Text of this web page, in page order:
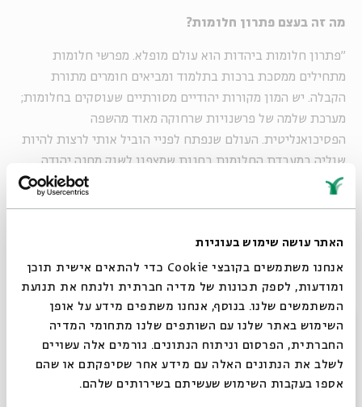
האתר עושה שימוש בעוגיות
אנחנו משתמשים בקובצי Cookie כדי להתאים אישית תוכן
ומודעות, לספק תכונות של מדיה חברתית ולנתח את תנועת
המשתמשים שלנו. בנוסף, אנחנו משתפים מידע על אופן
השימוש באתר שלנו עם השותפים שלנו מתחומי המדיה
החברתית, הפרסום וניתוח הנתונים. גורמים אלה עשויים
לשלב את הנתונים האלה עם מידע אחר שסיפקתם או שהם
אספו בעקבות השימוש שעשיתם בשירותים שלהם.
מה זה בעצם פתרון חלומות?
"פתרון חלומות ביהדות הוא עולם מופלא. מפרשי חלומות
מתחילים ממסכת ברכות בתלמוד ומביאים חומרים מתורת
הקבלה. יש המון מקורות יהודיים מסורתיים שעוסקים בחלומות;
מערכת שלמה של פרשנויות שרחוקה מאוד מהשפה
הפסיכואנליטית. העולם שנפתח לפניי הוביל אותי לרצות להיות
שוליה במעבדת החלומות בחנות שמצפון לשוק מחנה יהודה,
להכיר יותר את מערכת המושגים שמבחינתי היא הצד האפל של
נשארתי שם. אחר כך התחלתי לעבוד עם יוצאי מרוקו במושבים,
ולא בעיר, כתבתי את עבודת הדוקטורט שלי על רפואה עממית
ואחר כך – על פולחני צדיקים באמצעות חלומות".
סגור